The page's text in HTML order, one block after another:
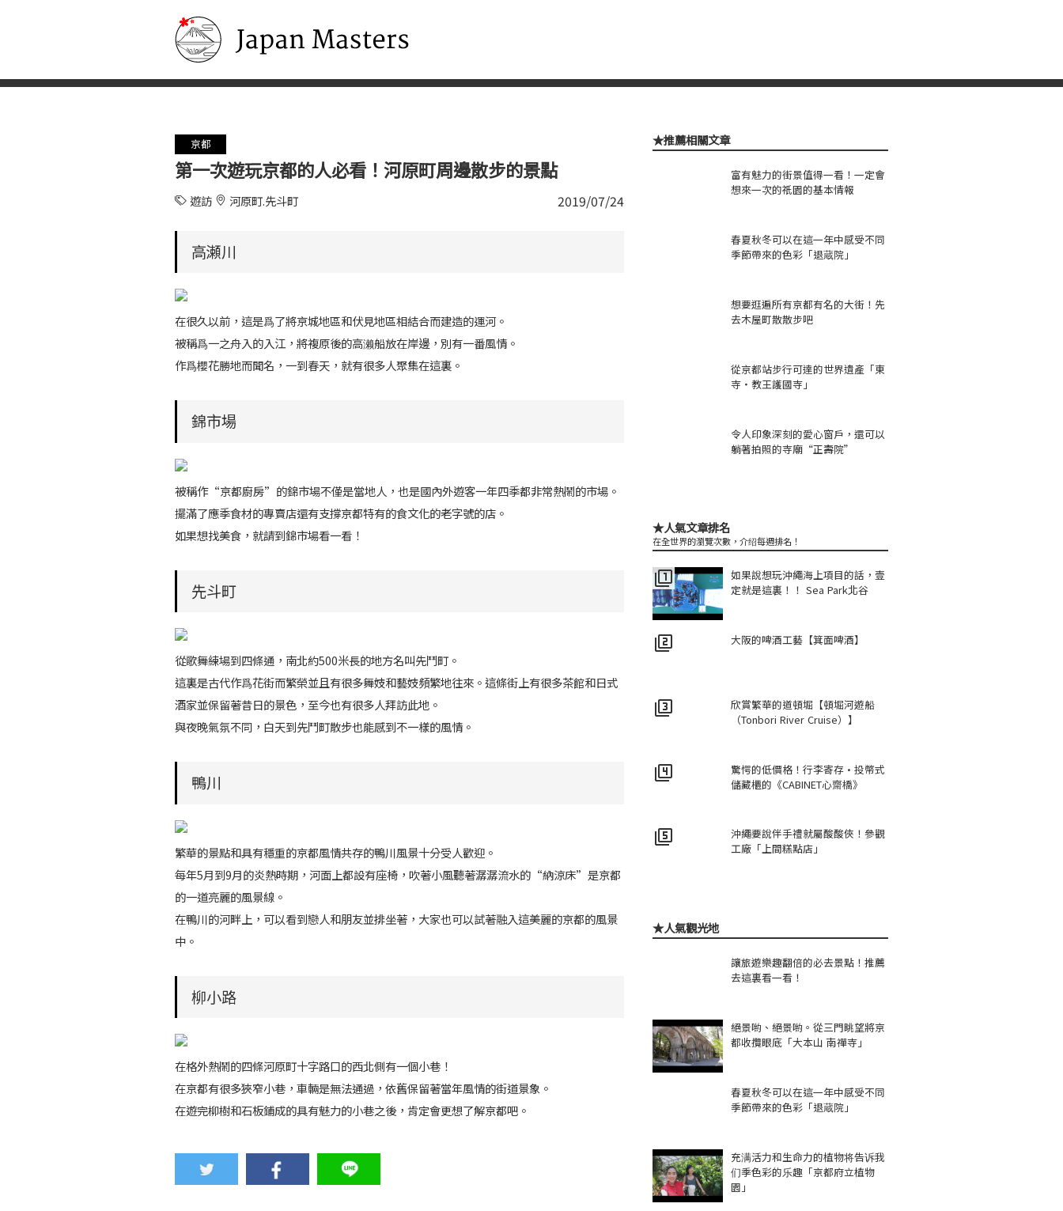
京都
第一次遊玩京都的人必看！河原町周邊散步的景點
遊訪 河原町.先斗町 2019/07/24
高瀬川
在很久以前，這是爲了將京城地區和伏見地區相結合而建造的運河。
被稱爲一之舟入的入江，將複原後的高濑船放在岸邊，別有一番風情。
作爲櫻花勝地而聞名，一到春天，就有很多人聚集在這裏。
錦市場
被稱作“京都廚房”的錦市場不僅是當地人，也是國內外遊客一年四季都非常熱鬧的市場。
擺滿了應季食材的專賣店還有支撐京都特有的食文化的老字號的店。
如果想找美食，就請到錦市場看一看！
先斗町
從歌舞練場到四條通，南北約500米長的地方名叫先鬥町。
這裏是古代作爲花街而繁榮並且有很多舞妓和藝妓頻繁地往來。這條街上有很多茶館和日式
酒家並保留著昔日的景色，至今也有很多人拜訪此地。
與夜晚氣氛不同，白天到先鬥町散步也能感到不一樣的風情。
鴨川
繁華的景點和具有穩重的京都風情共存的鴨川風景十分受人歡迎。
每年5月到9月的炎熱時期，河面上都設有座椅，吹著小風聽著潺潺流水的“納涼床”是京都
的一道亮麗的風景線。
在鴨川的河畔上，可以看到戀人和朋友並排坐著，大家也可以試著融入這美麗的京都的風景
中。
柳小路
在格外熱鬧的四條河原町十字路口的西北側有一個小巷！
在京都有很多狹窄小巷，車輛是無法通過，依舊保留著當年風情的街道景象。
在遊完柳樹和石板鋪成的具有魅力的小巷之後，肯定會更想了解京都吧。
★推薦相關文章
富有魅力的街景值得一看！一定會
想來一次的祇園的基本情報
春夏秋冬可以在這一年中感受不同
季節帶來的色彩「退蔵院」
想要逛遍所有京都有名的大街！先
去木屋町散散步吧
從京都站步行可達的世界遺產「東
寺・教王護國寺」
令人印象深刻的愛心窗戶，還可以
躺著拍照的寺廟“正壽院”
★人氣文章排名
在全世界的瀏覽次數，介绍每週排名！
filter_1
如果說想玩沖繩海上項目的話，壹
定就是這裏！！ Sea Park北谷
filter_2 大阪的啤酒工藝【箕面啤酒】
filter_3
欣賞繁華的道頓堀【頓堀河遊船
（Tonbori River Cruise）】
filter_4
驚愕的低價格！行李寄存·投幣式
儲藏櫃的《CABINET心齋橋》
filter_5
沖繩要說伴手禮就屬酸酸俠！參觀
工廠「上間糕點店」
★人氣觀光地
讓旅遊樂趣翻倍的必去景點！推薦
去這裏看一看！
絕景喲、絕景喲。從三門眺望將京
都收攬眼底「大本山 南禪寺」
春夏秋冬可以在這一年中感受不同
季節帶來的色彩「退蔵院」
充满活力和生命力的植物将告诉我
们季色彩的乐趣「京都府立植物
園」